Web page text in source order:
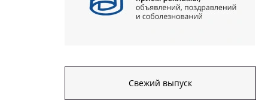
Свежий выпуск